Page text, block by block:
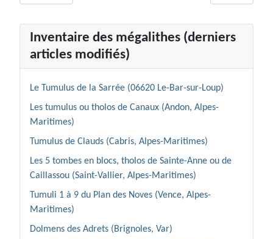
Inventaire des mégalithes (derniers
articles modifiés)
Le Tumulus de la Sarrée (06620 Le-Bar-sur-Loup)
Les tumulus ou tholos de Canaux (Andon, Alpes-
Maritimes)
Tumulus de Clauds (Cabris, Alpes-Maritimes)
Les 5 tombes en blocs, tholos de Sainte-Anne ou de
Caillassou (Saint-Vallier, Alpes-Maritimes)
Tumuli 1 à 9 du Plan des Noves (Vence, Alpes-
Maritimes)
Dolmens des Adrets (Brignoles, Var)